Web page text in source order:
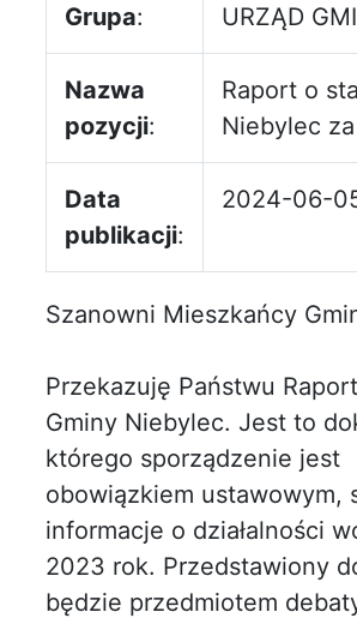
Grupa: URZĄD
Nazwa
pozycji:
Raport o
Niebylec
Data
publikacji:
2024-06-
Szanowni Mieszkańcy
Przekazuję Państwu
Gminy Niebylec. Jest to
którego sporządzenie jest
obowiązkiem ustawowym,
informacje o działalności
2023 rok. Przedstawiony
będzie przedmiotem